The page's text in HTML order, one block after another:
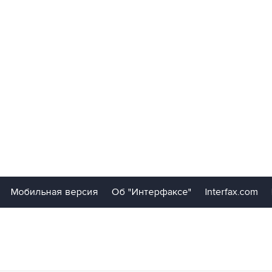
Мобильная версия Об "Интерфаксе" Interfax.com